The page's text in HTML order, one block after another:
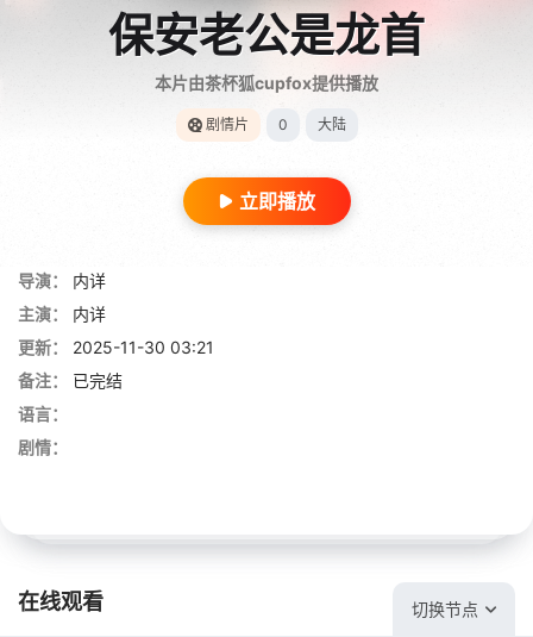
保安老公是龙首
本片由茶杯狐cupfox提供播放
剧情片 0 大陆
立即播放
导演：
内详
主演：
内详
更新：
2025-11-30 03:21
备注：
已完结
语言：
剧情：
在线观看 切换节点